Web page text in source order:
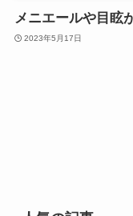
メニエールや目眩
2023年5月17日